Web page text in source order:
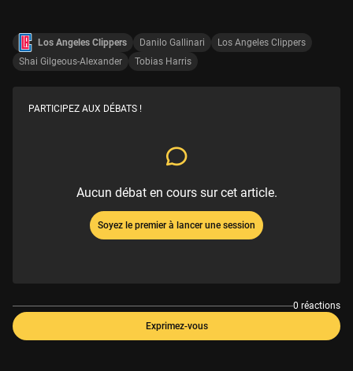
Los Angeles Clippers Danilo Gallinari
Los Angeles Clippers
Shai Gilgeous-Alexander
Tobias Harris
PARTICIPEZ AUX DÉBATS !
Aucun débat en cours sur cet article.
Soyez le premier à lancer une session
0 réactions
Exprimez-vous